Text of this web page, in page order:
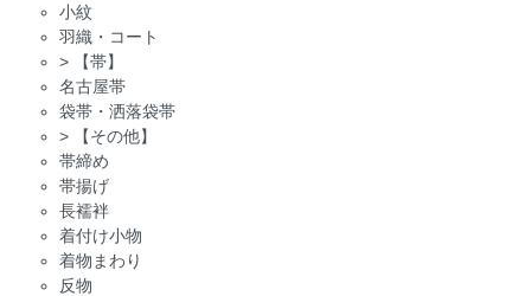
小紋
羽織・コート
>
【帯】
名古屋帯
袋帯・洒落袋帯
>
【その他】
帯締め
帯揚げ
長襦袢
着付け小物
着物まわり
反物